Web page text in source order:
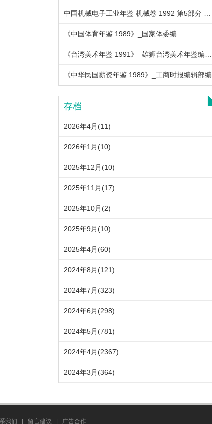
中国机械电子工业年鉴 机械卷 1992 第5部分 机械工业优质产品及节能产品
《中国体育年鉴 1989》_国家体委编
《台湾美术年鉴 1991》_雄狮台湾美术年鉴编辑委员会编著
《中华民国薪资年鉴 1989》_工商时报编辑部编
存档
2026年4月(11)
2026年1月(10)
2025年12月(10)
2025年11月(17)
2025年10月(2)
2025年9月(10)
2025年4月(60)
2024年8月(121)
2024年7月(323)
2024年6月(298)
2024年5月(781)
2024年4月(2367)
2024年3月(364)
我们 留言建议 广告合作